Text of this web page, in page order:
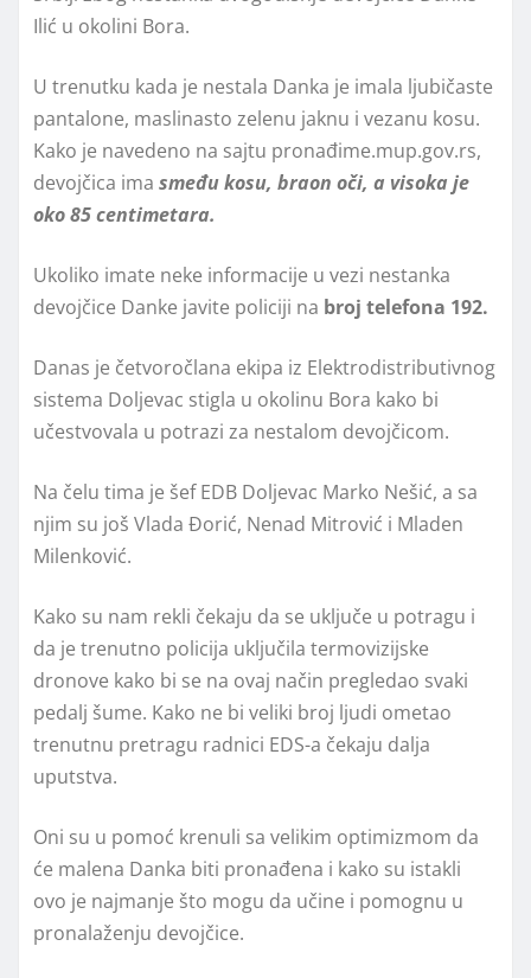
Ilić u okolini Bora.
U trenutku kada je nestala Danka je imala ljubičaste
pantalone, maslinasto zelenu jaknu i vezanu kosu.
Kako je navedeno na sajtu pronađime.mup.gov.rs,
devojčica ima smeđu kosu, braon oči, a visoka je
oko 85 centimetara.
Ukoliko imate neke informacije u vezi nestanka
devojčice Danke javite policiji na broj telefona 192.
Danas je četvoročlana ekipa iz Elektrodistributivnog
sistema Doljevac stigla u okolinu Bora kako bi
učestvovala u potrazi za nestalom devojčicom.
Na čelu tima je šef EDB Doljevac Marko Nešić, a sa
njim su još Vlada Đorić, Nenad Mitrović i Mladen
Milenković.
Kako su nam rekli čekaju da se uključe u potragu i
da je trenutno policija uključila termovizijske
dronove kako bi se na ovaj način pregledao svaki
pedalj šume. Kako ne bi veliki broj ljudi ometao
trenutnu pretragu radnici EDS-a čekaju dalja
uputstva.
Oni su u pomoć krenuli sa velikim optimizmom da
će malena Danka biti pronađena i kako su istakli
ovo je najmanje što mogu da učine i pomognu u
pronalaženju devojčice.